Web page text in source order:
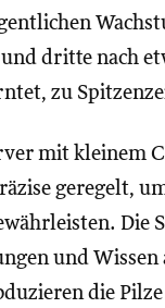
dritte nach
zu
mit kleinem
geregelt,
und
die